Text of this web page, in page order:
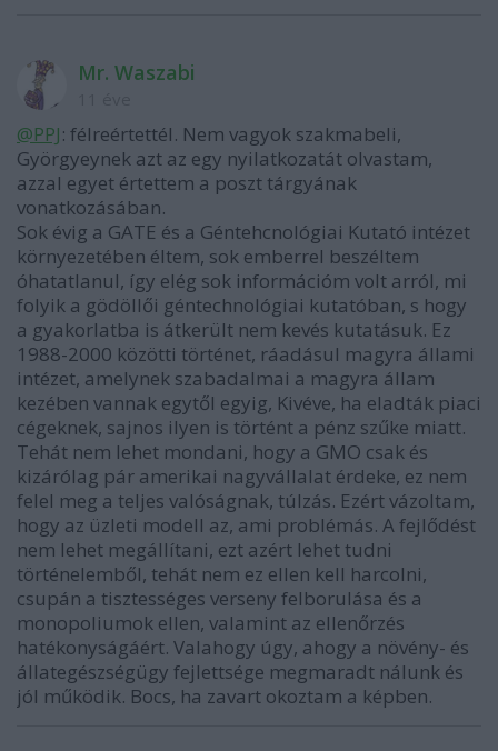
Mr. Waszabi
@PPJ: félreértettél. Nem vagyok szakmabeli,
Györgyeynek azt az egy nyilatkozatát olvastam,
azzal egyet értettem a poszt tárgyának
vonatkozásában.
Sok évig a GATE és a Géntehcnológiai Kutató intézet
környezetében éltem, sok emberrel beszéltem
óhatatlanul, így elég sok információm volt arról, mi
folyik a gödöllői géntechnológiai kutatóban, s hogy
a gyakorlatba is átkerült nem kevés kutatásuk. Ez
1988-2000 közötti történet, ráadásul magyra állami
intézet, amelynek szabadalmai a magyra állam
kezében vannak egytől egyig, Kivéve, ha eladták piaci
cégeknek, sajnos ilyen is történt a pénz szűke miatt.
Tehát nem lehet mondani, hogy a GMO csak és
kizárólag pár amerikai nagyvállalat érdeke, ez nem
felel meg a teljes valóságnak, túlzás. Ezért vázoltam,
hogy az üzleti modell az, ami problémás. A fejlődést
nem lehet megállítani, ezt azért lehet tudni
történelemből, tehát nem ez ellen kell harcolni,
csupán a tisztességes verseny felborulása és a
monopoliumok ellen, valamint az ellenőrzés
hatékonyságáért. Valahogy úgy, ahogy a növény- és
állategészségügy fejlettsége megmaradt nálunk és
jól működik. Bocs, ha zavart okoztam a képben.